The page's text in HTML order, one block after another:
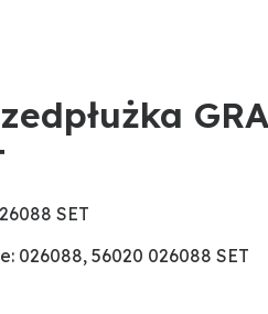
SET
026088, 56020 026088 SET